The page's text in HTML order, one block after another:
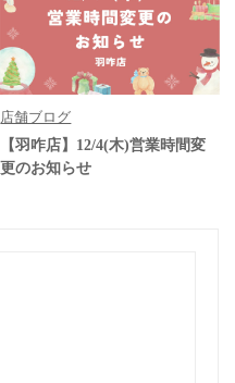
店舗ブログ
【羽咋店】12/4(木)営業時間変
更のお知らせ